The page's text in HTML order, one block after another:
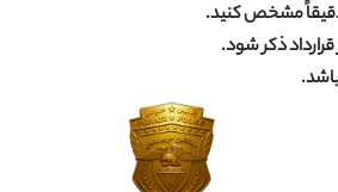
دقیقاً مشخص کنید.
ذکر شود.
.